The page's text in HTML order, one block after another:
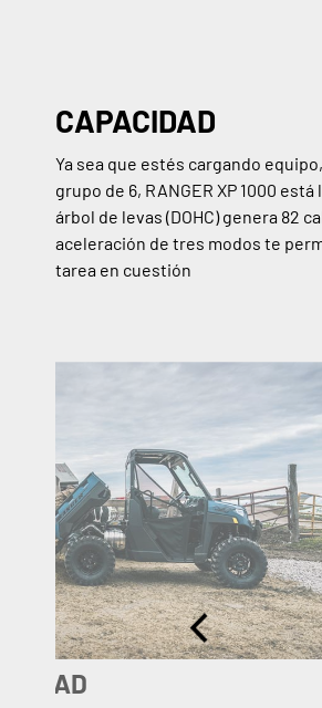
CAPACIDAD
Ya sea que estés cargando
grupo de 6, RANGER XP 1000
árbol de levas (DOHC) genera 82
aceleración de tres modos te
tarea en cuestión